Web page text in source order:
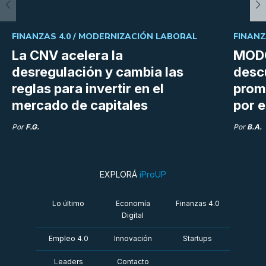
La CNV acelera la
desregulación y cambia las
reglas para invertir en el
mercado de capitales
FINANZAS 4.0 / MODERNIZACIÓN LABORAL
Por F.G.
por
Por B.A.
EXPLORÁ iProUP
Lo último
Economía
Digital
Finanzas 4.0
Empleo 4.0 Innovación Startups
Leaders Contacto